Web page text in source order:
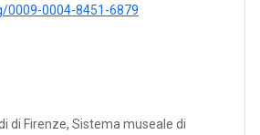
0009-0004-8451-6879
di Firenze, Sistema museale di